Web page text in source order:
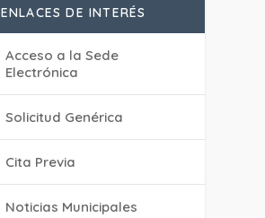
ENLACES DE INTERÉS
Acceso a la Sede
Electrónica
Solicitud Genérica
Cita Previa
‎Noticias Municipales